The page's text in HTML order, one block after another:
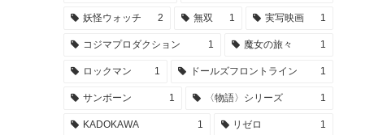
妖怪ウォッチ 2 無双 1 実写映画 1
コジマプロダクション 1 魔女の旅々 1
ロックマン 1 ドールズフロントライン 1
サンボーン 1 〈物語〉シリーズ 1
KADOKAWA 1 リゼロ 1